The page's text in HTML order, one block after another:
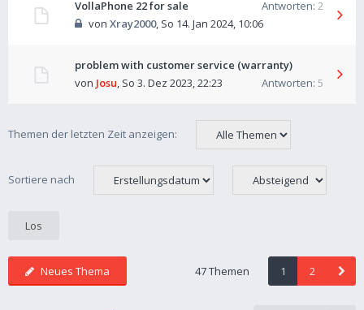
VollaPhone 22 for sale Antworten: 2
von Xray2000, So 14. Jan 2024, 10:06
problem with customer service (warranty)
Antworten: 5
von Josu, So 3. Dez 2023, 22:23
Themen der letzten Zeit anzeigen:
Sortiere nach
Neues Thema 47 Themen 1 2